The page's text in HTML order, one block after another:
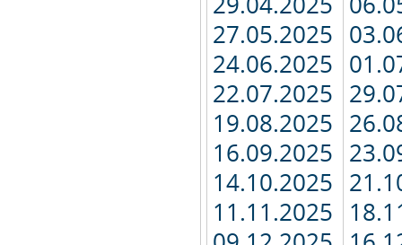
27.05.2025
24.06.2025
22.07.2025
19.08.2025
16.09.2025
14.10.2025
11.11.2025